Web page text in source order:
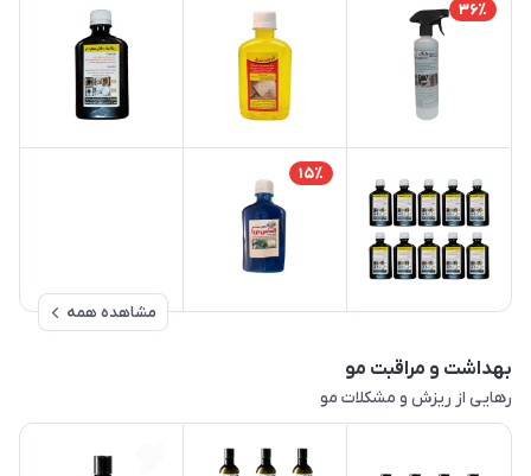
36٪
15٪
مشاهده همه
بهداشت و مراقبت مو
رهایی از ریزش و مشکلات مو